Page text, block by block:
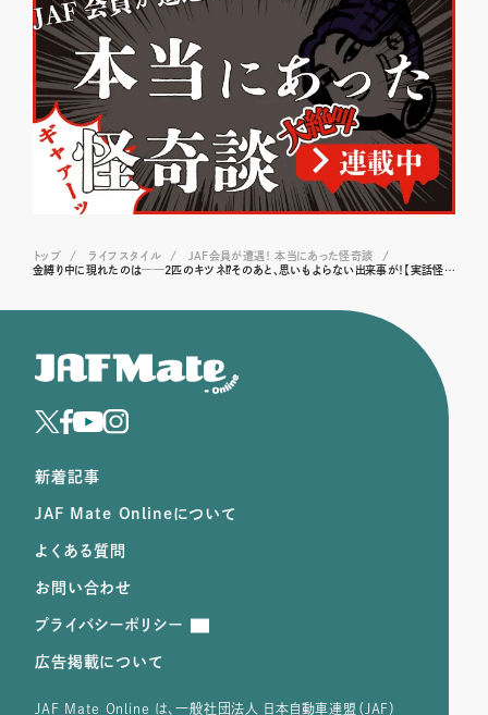
トップ ライフスタイル
JAF会員が遭遇！ 本当にあった怪奇談
金縛り中に現れたのは──2匹のキツネ⁉そのあと、思いもよらない出来事が！【実話怪奇談】
新着記事
JAF Mate Onlineについて
よくある質問
お問い合わせ
プライバシーポリシー
広告掲載について
JAF Mate Online は、⼀般社団法⼈ ⽇本⾃動⾞連盟（JAF）